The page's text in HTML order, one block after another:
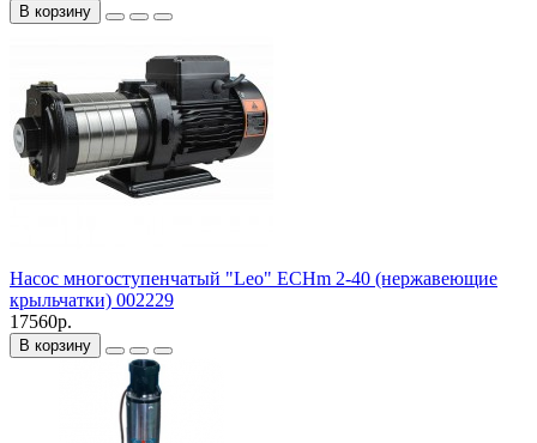
В корзину
Насос многоступенчатый "Leo" ECHm 2-40 (нержавеющие
крыльчатки) 002229
17560р.
В корзину